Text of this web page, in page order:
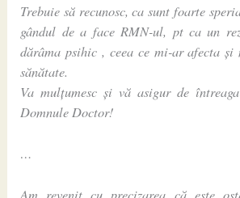
Trebuie să recunosc, ca sunt foarte
gândul de a face RMN-ul, pt ca un
dărâma psihic , ceea ce mi-ar afecta
sănătate.
Va mulțumesc și vă asigur de
Domnule Doctor!
…
Am revenit cu precizarea că este